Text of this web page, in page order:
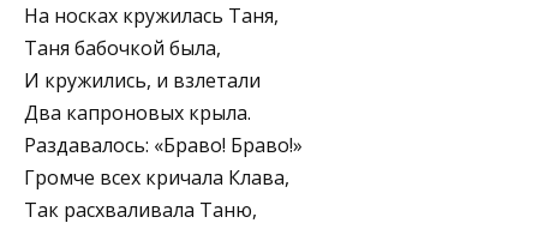
На носках кружилась Таня,
Таня бабочкой была,
И кружились, и взлетали
Два капроновых крыла.
Раздавалось: «Браво! Браво!»
Громче всех кричала Клава,
Так расхваливала Таню,